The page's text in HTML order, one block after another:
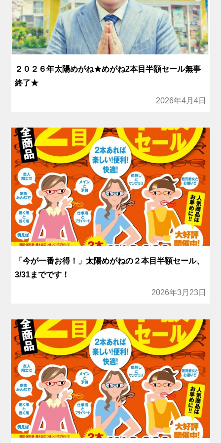
２０２６年太陽めがね★めがね2本目半額セール無事
終了★
2026年4月4日
「今が一番お得！」太陽めがねの２本目半額セール、
3/31までです！
2026年3月23日